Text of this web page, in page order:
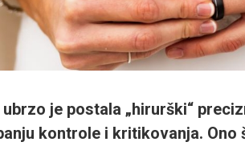
je postala „hirurški“
kontrole i kritikovanja. Ono